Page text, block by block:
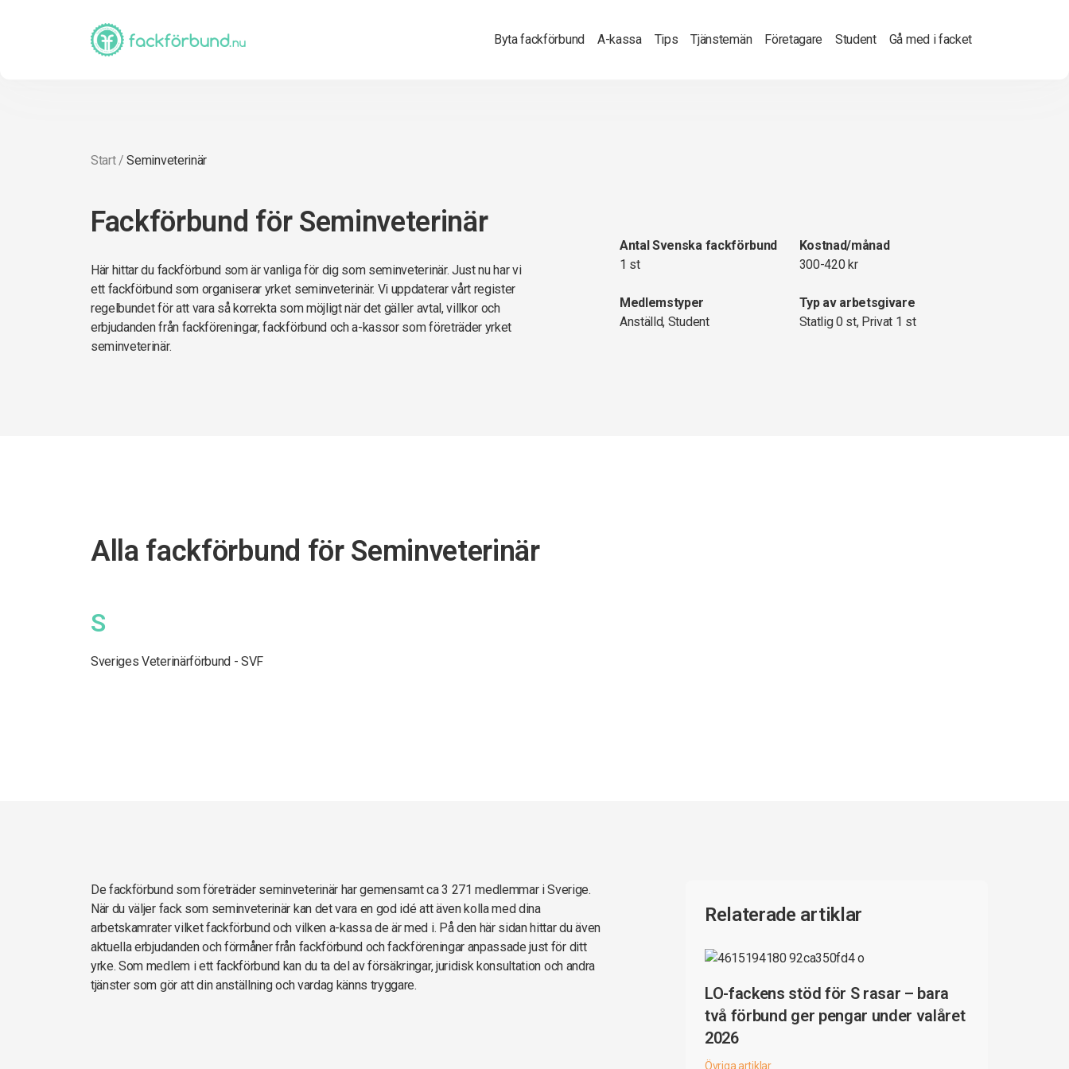
Byta fackförbund A-kassa Tips Tjänstemän Företagare Student Gå med i facket
Start/Seminveterinär
Fackförbund för Seminveterinär
Här hittar du fackförbund som är vanliga för dig som seminveterinär. Just nu har vi
ett fackförbund som organiserar yrket seminveterinär. Vi uppdaterar vårt register
regelbundet för att vara så korrekta som möjligt när det gäller avtal, villkor och
erbjudanden från fackföreningar, fackförbund och a-kassor som företräder yrket
seminveterinär.
Antal Svenska fackförbund
1 st
Kostnad/månad
300-420 kr
Medlemstyper
Anställd, Student
Typ av arbetsgivare
Statlig 0 st, Privat 1 st
Alla fackförbund för Seminveterinär
S
Sveriges Veterinärförbund - SVF
De fackförbund som företräder seminveterinär har gemensamt ca 3 271 medlemmar i Sverige.
När du väljer fack som seminveterinär kan det vara en god idé att även kolla med dina
arbetskamrater vilket fackförbund och vilken a-kassa de är med i. På den här sidan hittar du även
aktuella erbjudanden och förmåner från fackförbund och fackföreningar anpassade just för ditt
yrke. Som medlem i ett fackförbund kan du ta del av försäkringar, juridisk konsultation och andra
tjänster som gör att din anställning och vardag känns tryggare.
Relaterade artiklar
LO-fackens stöd för S rasar – bara
två förbund ger pengar under valåret
2026
Övriga artiklar